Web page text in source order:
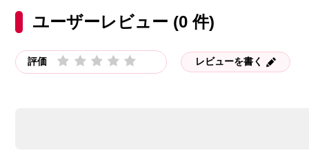
ユーザーレビュー (0 件)
評価 レビューを書く